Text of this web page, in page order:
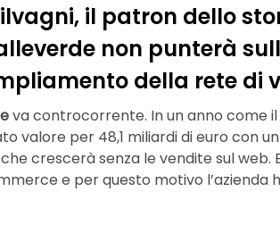
il patron dello
non punterà
della rete di
va controcorrente. In un anno come il
valore per 48,1 miliardi di euro con
crescerà senza le vendite sul
e per questo motivo